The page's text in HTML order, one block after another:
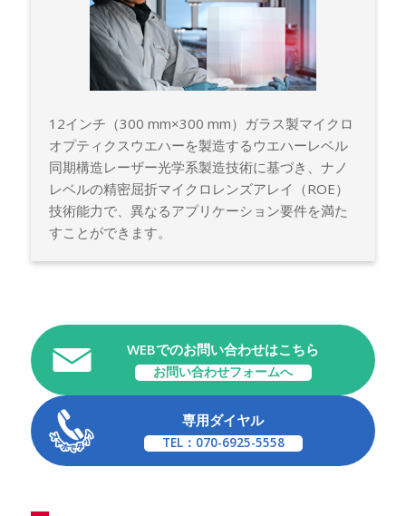
12インチ（300 mm×300 mm）ガラス製マイクロ
オプティクスウエハーを製造するウエハーレベル
同期構造レーザー光学系製造技術に基づき、ナノ
レベルの精密屈折マイクロレンズアレイ（ROE）
技術能力で、異なるアプリケーション要件を満た
すことができます。
WEBでのお問い合わせはこちら
お問い合わせフォームへ
専用ダイヤル
TEL：070-6925-5558